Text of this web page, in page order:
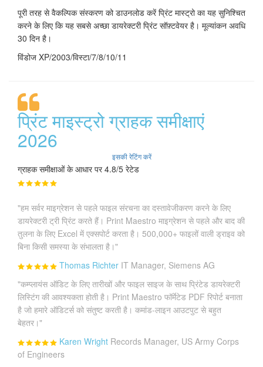
पूरी तरह से वैकल्पिक संस्करण को डाउनलोड करें प्रिंट मास्ट्रो का यह सुनिश्चित
करने के लिए कि यह सबसे अच्छा डायरेक्टरी प्रिंट सॉफ़्टवेयर है। मूल्यांकन अवधि
30 दिन है।
विंडोज XP/2003/विस्टा/7/8/10/11
प्रिंट माइस्ट्रो ग्राहक समीक्षाएं
2026
इसकी रेटिंग करें
ग्राहक समीक्षाओं के आधार पर 4.8/5 रेटेड
"हम सर्वर माइग्रेशन से पहले फाइल संरचना का दस्तावेजीकरण करने के लिए
डायरेक्टरी ट्री प्रिंट करते हैं। Print Maestro माइग्रेशन से पहले और बाद की
तुलना के लिए Excel में एक्सपोर्ट करता है। 500,000+ फाइलों वाली ड्राइव को
बिना किसी समस्या के संभालता है।"
Thomas Richter IT Manager, Siemens AG
"कम्प्लायंस ऑडिट के लिए तारीखों और फाइल साइज के साथ प्रिंटेड डायरेक्टरी
लिस्टिंग की आवश्यकता होती है। Print Maestro फॉर्मेटेड PDF रिपोर्ट बनाता
है जो हमारे ऑडिटर्स को संतुष्ट करती है। कमांड-लाइन आउटपुट से बहुत
बेहतर।"
Karen Wright Records Manager, US Army Corps
of Engineers